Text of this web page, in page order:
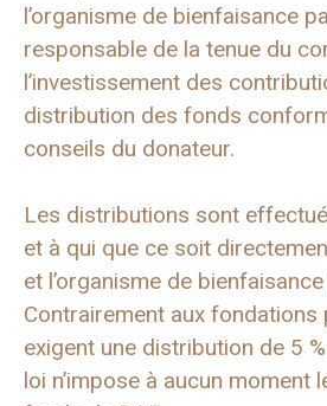
l’organisme de bienfaisance
responsable de la tenue du
l’investissement des
distribution des fonds
conseils du donateur.
Les distributions sont
et à qui que ce soit
et l’organisme de
Contrairement aux fondations
exigent une distribution de 5
loi n’impose à aucun moment